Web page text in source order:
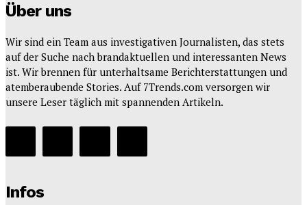
Über uns
Wir sind ein Team aus investigativen Journalisten, das stets
auf der Suche nach brandaktuellen und interessanten News
ist. Wir brennen für unterhaltsame Berichterstattungen und
atemberaubende Stories. Auf 7Trends.com versorgen wir
unsere Leser täglich mit spannenden Artikeln.
Infos